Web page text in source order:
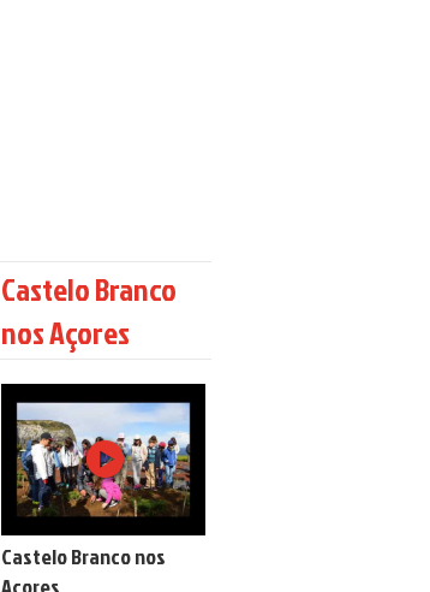
Castelo Branco
nos Açores
Castelo Branco nos